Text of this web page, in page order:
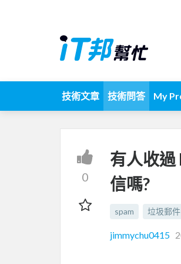
技術文章 技術問答 My
0
有人收過
信嗎?
spam 垃圾郵件
jimmychu0415